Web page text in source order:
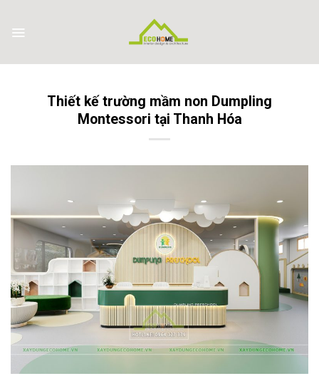
content
Thiết kế trường mầm non Dumpling
Montessori tại Thanh Hóa